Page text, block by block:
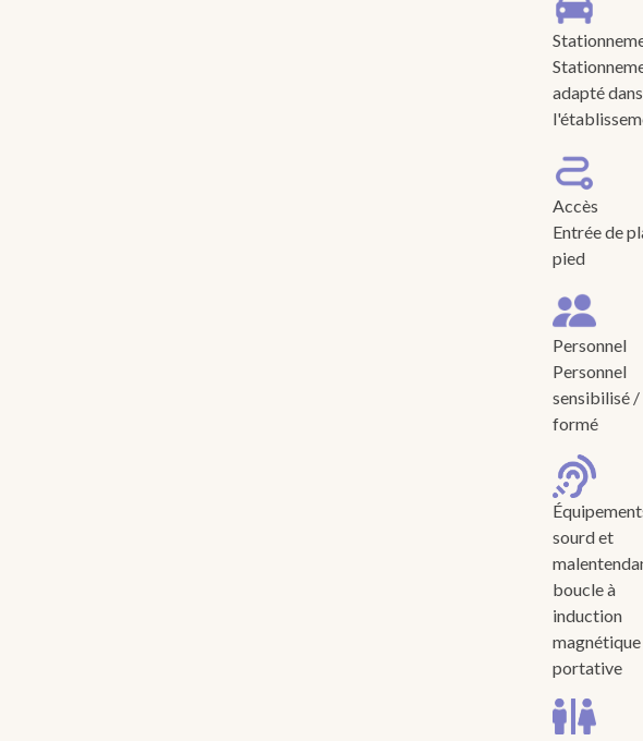
adapté dans
Accès
Entrée de
pied
Personnel
Personnel
sensibilisé /
formé
sourd et
boucle à
induction
magnétique
portative